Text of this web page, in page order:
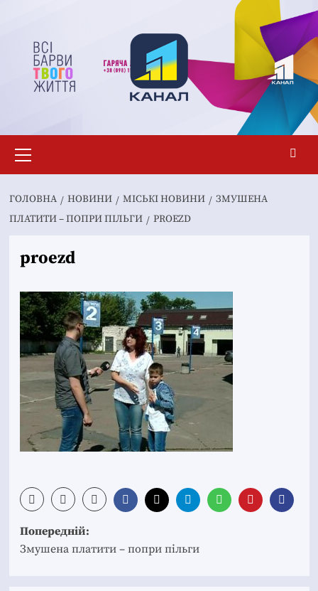
вмісту
меню
ГОЛОВНА НОВИНИ MІСЬКІ НОВИНИ
ЗМУШЕНА
ПЛАТИТИ – ПОПРИ ПІЛЬГИ
PROEZD
proezd
Post
navigation
Попередній:
Змушена платити – попри пільги